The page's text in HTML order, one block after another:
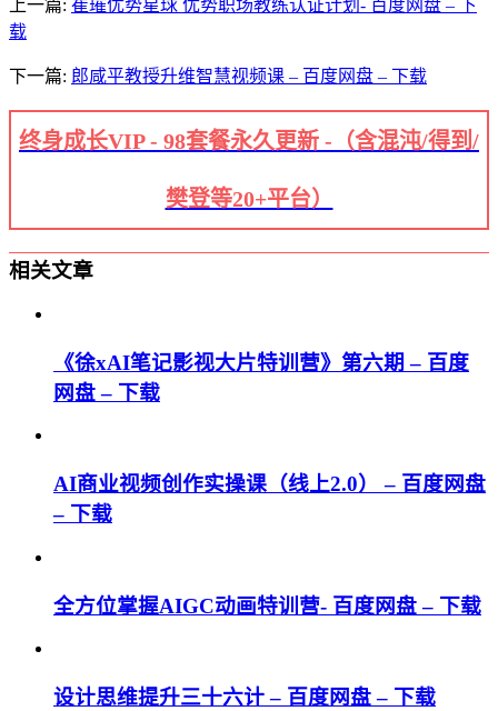
上一篇: 崔璀优势星球 优势职场教练认证计划- 百度网盘 – 下
载
下一篇: 郎咸平教授升维智慧视频课 – 百度网盘 – 下载
终身成长VIP - 98套餐永久更新 -（含混沌/得到/
樊登等20+平台）
相关文章
《徐xAI笔记影视大片特训营》第六期 – 百度
网盘 – 下载
AI商业视频创作实操课（线上2.0） – 百度网盘
– 下载
全方位掌握AIGC动画特训营- 百度网盘 – 下载
设计思维提升三十六计 – 百度网盘 – 下载